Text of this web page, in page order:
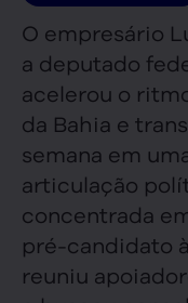
O empresário
a deputado
acelerou o
da Bahia e
semana em
articulação
concentrada
pré-candidato
reuniu